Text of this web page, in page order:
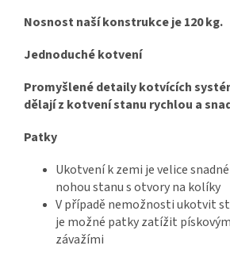
Nosnost naší konstrukce je 120 kg.
Jednoduché kotvení
Promyšlené detaily kotvících
dělají z kotvení stanu rychlou a
Patky
Ukotvení k zemi je velice
nohou stanu s otvory na kolíky
V případě nemožnosti ukotvit
je možné patky zatížit
závažími